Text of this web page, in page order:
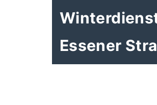
Essener